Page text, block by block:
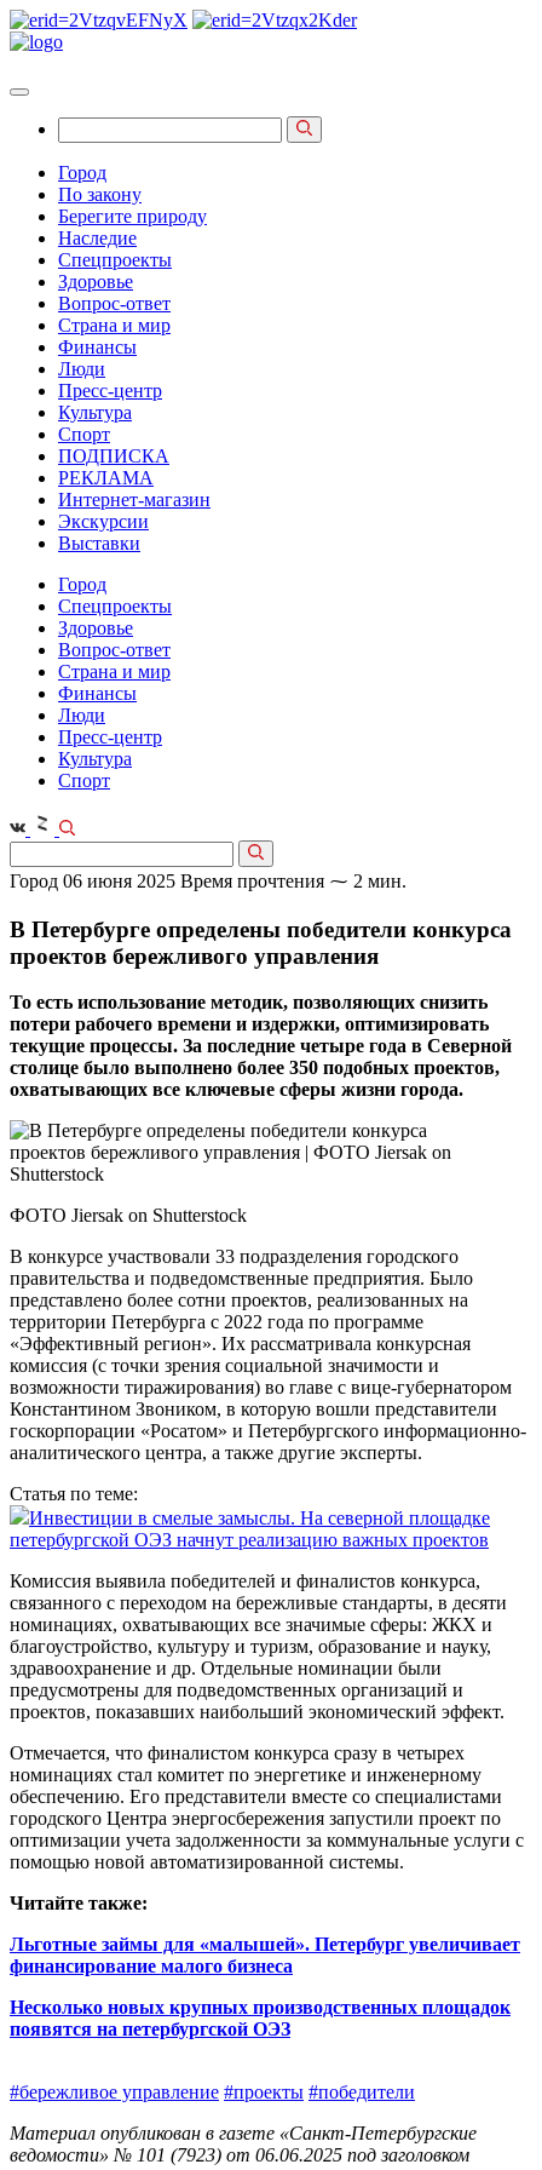
Город
По закону
Берегите природу
Наследие
Спецпроекты
Здоровье
Вопрос-ответ
Страна и мир
Финансы
Люди
Пресс-центр
Культура
Спорт
ПОДПИСКА
РЕКЛАМА
Интернет-магазин
Экскурсии
Выставки
Город
Спецпроекты
Здоровье
Вопрос-ответ
Страна и мир
Финансы
Люди
Пресс-центр
Культура
Спорт
Город 06 июня 2025 Время прочтения ⁓ 2 мин.
В Петербурге определены победители конкурса
проектов бережливого управления
То есть использование методик, позволяющих снизить
потери рабочего времени и издержки, оптимизировать
текущие процессы. За последние четыре года в Северной
столице было выполнено более 350 подобных проектов,
охватывающих все ключевые сферы жизни города.
ФОТО Jiersak on Shutterstock
В конкурсе участвовали 33 подразделения городского
правительства и подведомственные предприятия. Было
представлено более сотни проектов, реализованных на
территории Петербурга с 2022 года по программе
«Эффективный регион». Их рассматривала конкурсная
комиссия (с точки зрения социальной значимости и
возможности тиражирования) во главе с вице-губернатором
Константином Звоником, в которую вошли представители
госкорпорации «Росатом» и Петербургского информационно-
аналитического центра, а также другие эксперты.
Статья по теме:
Инвестиции в смелые замыслы. На северной площадке
петербургской ОЭЗ начнут реализацию важных проектов
Комиссия выявила победителей и финалистов конкурса,
связанного с переходом на бережливые стандарты, в десяти
номинациях, охватывающих все значимые сферы: ЖКХ и
благоустройство, культуру и туризм, образование и науку,
здравоохранение и др. Отдельные номинации были
предусмотрены для подведомственных организаций и
проектов, показавших наибольший экономический эффект.
Отмечается, что финалистом конкурса сразу в четырех
номинациях стал комитет по энергетике и инженерному
обеспечению. Его представители вместе со специалистами
городского Центра энергосбережения запустили проект по
оптимизации учета задолженнос­ти за коммунальные услуги с
помощью новой автоматизированной системы.
Читайте также:
Льготные займы для «малышей». Петербург увеличивает
финансирование малого бизнеса
​Несколько новых крупных производственных площадок
появятся на петербургской ОЭЗ
#бережливое управление #проекты #победители
Материал опубликован в газете «Санкт-Петербургские
ведомости» № 101 (7923) от 06.06.2025 под заголовком